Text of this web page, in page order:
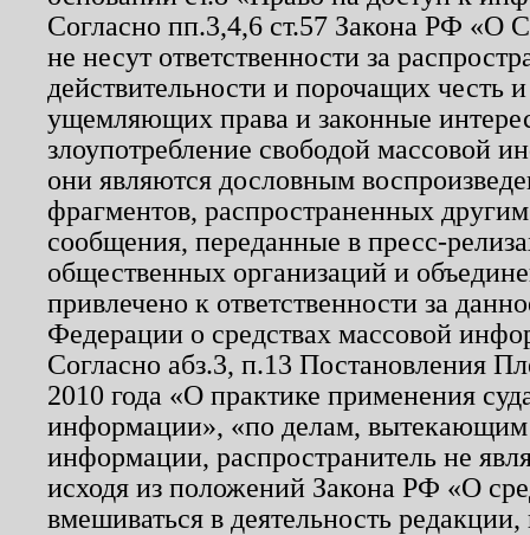
Согласно пп.3,4,6 ст.57 Закона РФ «О
не несут ответственности за
действительности и порочащих честь
ущемляющих права и законные
злоупотребление свободой массовой
они являются дословным
фрагментов, распространенных
сообщения, переданные в пресс-
общественных организаций и
привлечено к ответственности за
Федерации о средствах массовой
Согласно абз.3, п.13 Постановления
2010 года «О практике применения
информации», «по делам, вытекающим
информации, распространитель не
исходя из положений Закона РФ «О
вмешиваться в деятельность